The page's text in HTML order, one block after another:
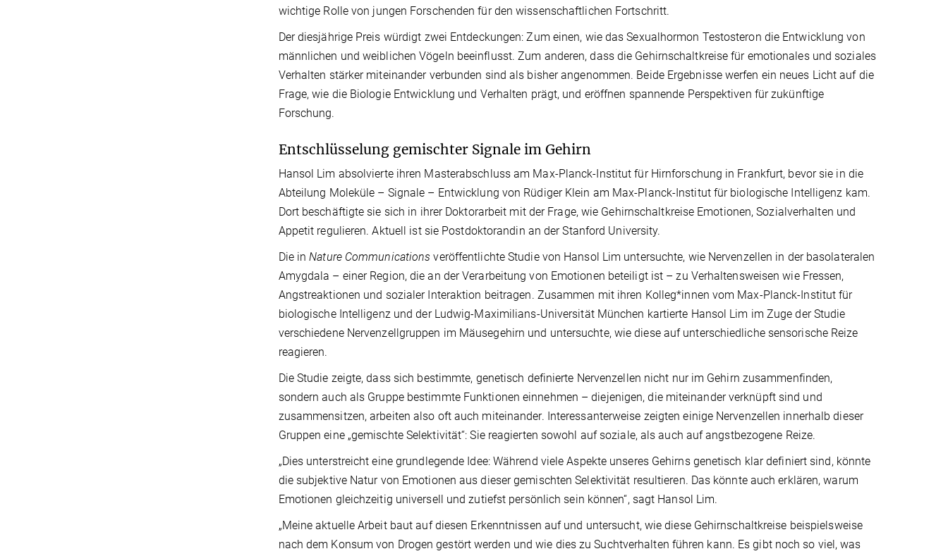
wichtige Rolle von jungen Forschenden für den wissenschaftlichen Fortschritt.
Der diesjährige Preis würdigt zwei Entdeckungen: Zum einen, wie das Sexualhormon Testosteron die Entwicklung von
männlichen und weiblichen Vögeln beeinflusst. Zum anderen, dass die Gehirnschaltkreise für emotionales und soziales
Verhalten stärker miteinander verbunden sind als bisher angenommen. Beide Ergebnisse werfen ein neues Licht auf die
Frage, wie die Biologie Entwicklung und Verhalten prägt, und eröffnen spannende Perspektiven für zukünftige
Forschung.
Entschlüsselung gemischter Signale im Gehirn
Hansol Lim absolvierte ihren Masterabschluss am Max-Planck-Institut für Hirnforschung in Frankfurt, bevor sie in die
Abteilung Moleküle – Signale – Entwicklung von Rüdiger Klein am Max-Planck-Institut für biologische Intelligenz kam.
Dort beschäftigte sie sich in ihrer Doktorarbeit mit der Frage, wie Gehirnschaltkreise Emotionen, Sozialverhalten und
Appetit regulieren. Aktuell ist sie Postdoktorandin an der Stanford University.
Die inNature Communications veröffentlichte Studie von Hansol Lim untersuchte, wie Nervenzellen in der basolateralen
Amygdala – einer Region, die an der Verarbeitung von Emotionen beteiligt ist – zu Verhaltensweisen wie Fressen,
Angstreaktionen und sozialer Interaktion beitragen. Zusammen mit ihren Kolleg*innen vom Max-Planck-Institut für
biologische Intelligenz und der Ludwig-Maximilians-Universität München kartierte Hansol Lim im Zuge der Studie
verschiedene Nervenzellgruppen im Mäusegehirn und untersuchte, wie diese auf unterschiedliche sensorische Reize
reagieren.
Die Studie zeigte, dass sich bestimmte, genetisch definierte Nervenzellen nicht nur im Gehirn zusammenfinden,
sondern auch als Gruppe bestimmte Funktionen einnehmen – diejenigen, die miteinander verknüpft sind und
zusammensitzen, arbeiten also oft auch miteinander. Interessanterweise zeigten einige Nervenzellen innerhalb dieser
Gruppen eine „gemischte Selektivität“: Sie reagierten sowohl auf soziale, als auch auf angstbezogene Reize.
„Dies unterstreicht eine grundlegende Idee: Während viele Aspekte unseres Gehirns genetisch klar definiert sind, könnte
die subjektive Natur von Emotionen aus dieser gemischten Selektivität resultieren. Das könnte auch erklären, warum
Emotionen gleichzeitig universell und zutiefst persönlich sein können“, sagt Hansol Lim.
„Meine aktuelle Arbeit baut auf diesen Erkenntnissen auf und untersucht, wie diese Gehirnschaltkreise beispielsweise
nach dem Konsum von Drogen gestört werden und wie dies zu Suchtverhalten führen kann. Es gibt noch so viel, was